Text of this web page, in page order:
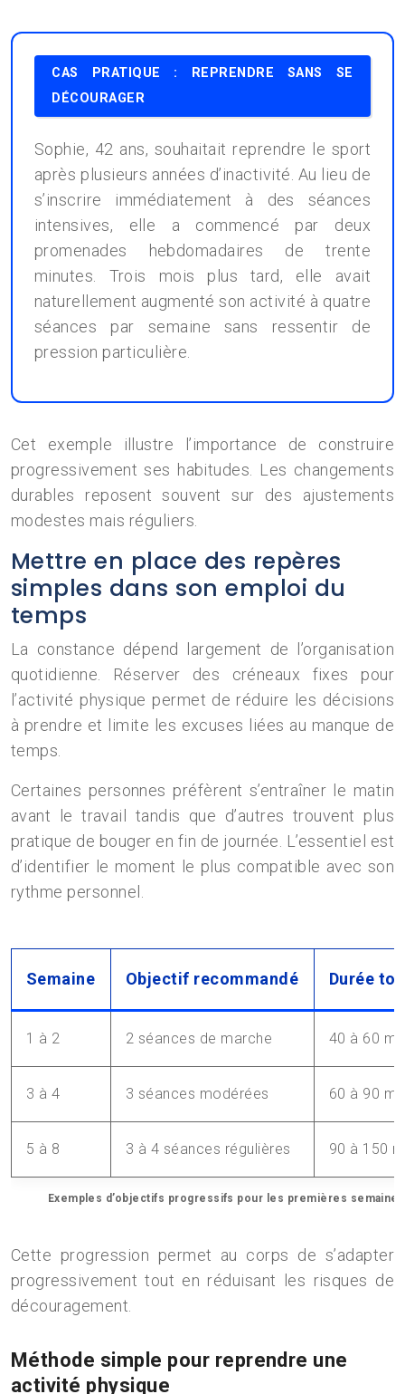
CAS PRATIQUE : REPRENDRE SANS SE
DÉCOURAGER
Sophie, 42 ans, souhaitait reprendre le sport
après plusieurs années d’inactivité. Au lieu de
s’inscrire immédiatement à des séances
intensives, elle a commencé par deux
promenades hebdomadaires de trente
minutes. Trois mois plus tard, elle avait
naturellement augmenté son activité à quatre
séances par semaine sans ressentir de
pression particulière.
Cet exemple illustre l’importance de construire
progressivement ses habitudes. Les changements
durables reposent souvent sur des ajustements
modestes mais réguliers.
Mettre en place des repères
simples dans son emploi du
temps
La constance dépend largement de l’organisation
quotidienne. Réserver des créneaux fixes pour
l’activité physique permet de réduire les décisions
à prendre et limite les excuses liées au manque de
temps.
Certaines personnes préfèrent s’entraîner le matin
avant le travail tandis que d’autres trouvent plus
pratique de bouger en fin de journée. L’essentiel est
d’identifier le moment le plus compatible avec son
rythme personnel.
Exemples d’objectifs progressifs pour les premières semaines
Semaine Objectif recommandé Durée
1 à 2 2 séances de marche 40 à 60
3 à 4 3 séances modérées 60 à 90
5 à 8 3 à 4 séances régulières 90 à 150
Cette progression permet au corps de s’adapter
progressivement tout en réduisant les risques de
découragement.
Méthode simple pour reprendre une
activité physique